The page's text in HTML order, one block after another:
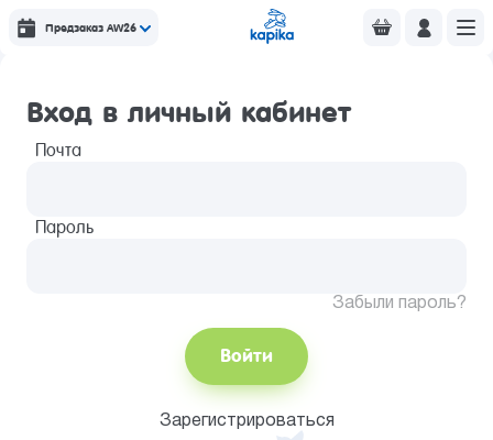
Предзаказ AW26
Вход в личный кабинет
Почта
Пароль
Забыли пароль?
Войти
Зарегистрироваться